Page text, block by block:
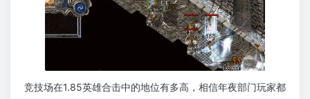
竞技场在1.85英雄合击中的地位有多高，相信年夜部门玩家都